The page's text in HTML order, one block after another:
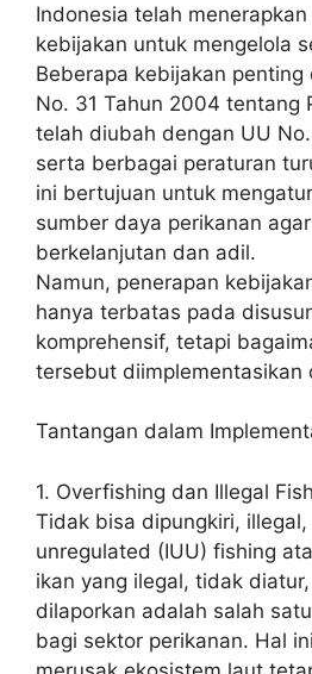
Indonesia telah
kebijakan untuk mengelola
Beberapa kebijakan penting
No. 31 Tahun 2004 tentang
telah diubah dengan UU
serta berbagai peraturan
ini bertujuan untuk
sumber daya perikanan
berkelanjutan dan adil.
Namun, penerapan
hanya terbatas pada
komprehensif, tetapi
tersebut diimplementasikan
Tantangan dalam
1. Overfishing dan Illegal
Tidak bisa dipungkiri,
unregulated (IUU) fishing
ikan yang ilegal, tidak
dilaporkan adalah salah
bagi sektor perikanan. Hal